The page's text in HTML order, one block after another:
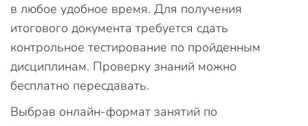
в любое удобное время. Для получения
итогового документа требуется сдать
контрольное тестирование по пройденным
дисциплинам. Проверку знаний можно
бесплатно пересдавать.
Выбрав онлайн-формат занятий по